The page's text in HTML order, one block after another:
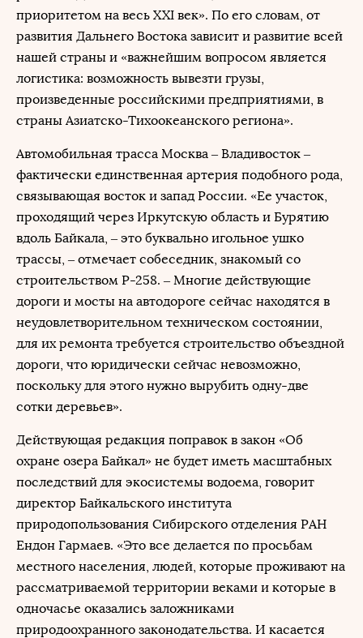
приоритетом на весь XXI век». По его словам, от
развития Дальнего Востока зависит и развитие всей
нашей страны и «важнейшим вопросом является
логистика: возможность вывезти грузы,
произведенные российскими предприятиями, в
страны Азиатско-Тихоокеанского региона».
Автомобильная трасса Москва – Владивосток –
фактически единственная артерия подобного рода,
связывающая восток и запад России. «Ее участок,
проходящий через Иркутскую область и Бурятию
вдоль Байкала, – это буквально игольное ушко
трассы, – отмечает собеседник, знакомый со
строительством Р-258. – Многие действующие
дороги и мосты на автодороге сейчас находятся в
неудовлетворительном техническом состоянии,
для их ремонта требуется строительство объездной
дороги, что юридически сейчас невозможно,
поскольку для этого нужно вырубить одну-две
сотки деревьев».
Действующая редакция поправок в закон «Об
охране озера Байкал» не будет иметь масштабных
последствий для экосистемы водоема, говорит
директор Байкальского института
природопользования Сибирского отделения РАН
Ендон Гармаев. «Это все делается по просьбам
местного населения, людей, которые проживают на
рассматриваемой территории веками и которые в
одночасье оказались заложниками
природоохранного законодательства. И касается